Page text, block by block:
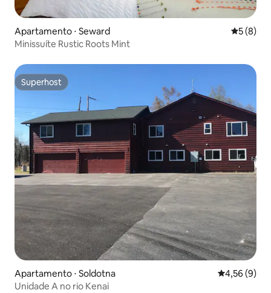
Apartamento ⋅ Seward 5 de
5 (8)
Minissuíte Rustic Roots Mint
Superhost
Superhost
Apartamento ⋅ Soldotna 4,56 de uma
4,56 (9)
Unidade A no rio Kenai